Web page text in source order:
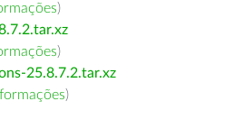
)
)
25.8.7.2.tar.xz
)